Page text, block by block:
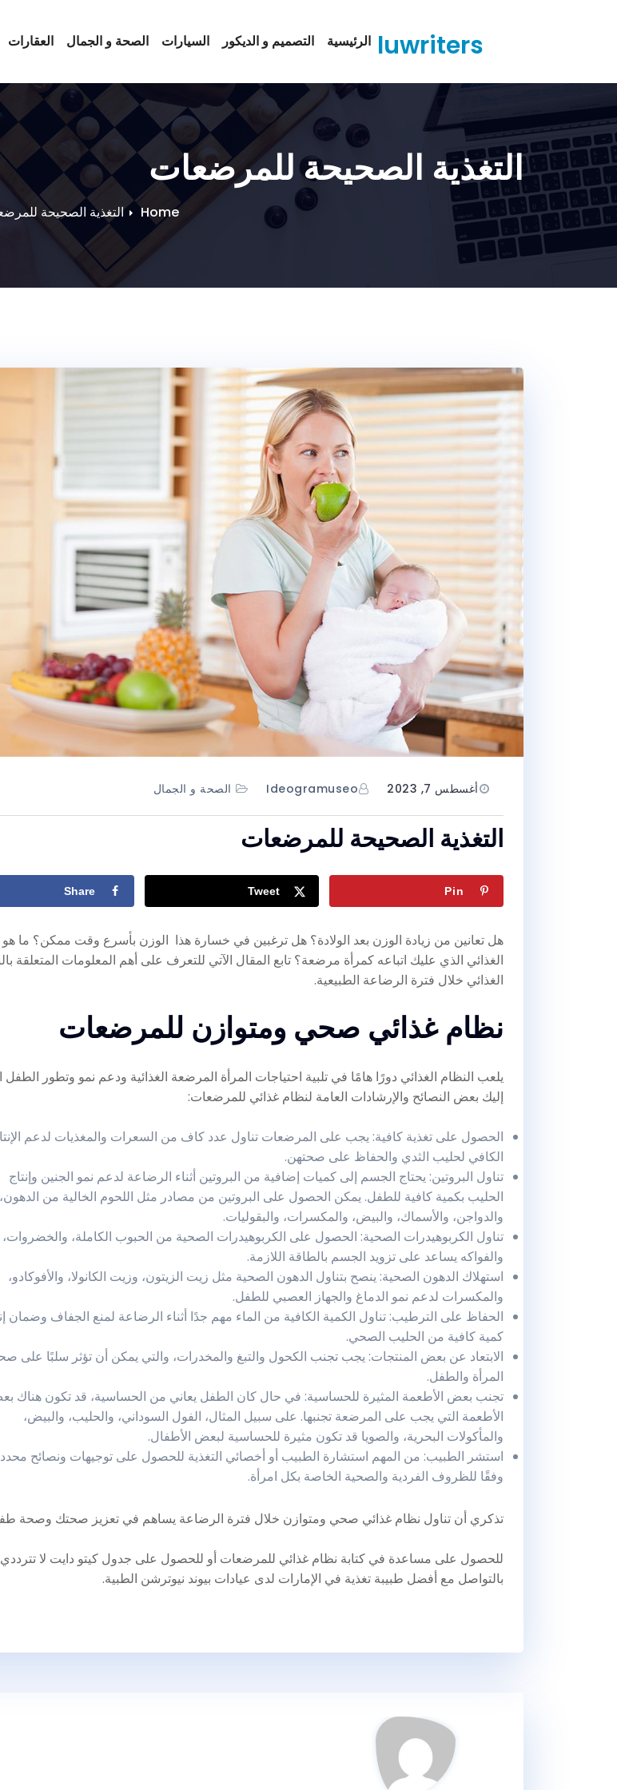
luwriters الرئيسية التصميم و الديكور السيارات الصحة و الجمال العقارات
التغذية الصحيحة للمرضعات
Home التغذية الصحيحة
أغسطس 7, 2023 Ideogramuseo الصحة و الجمال
التغذية الصحيحة للمرضعات
Share Tweet Pin
هل تعانين من زيادة الوزن بعد الولادة؟ هل ترغبين في خسارة هذا الوزن بأسرع وقت ممكن؟ ما هو
الغذائي الذي عليك اتباعه كمرأة مرضعة؟ تابع المقال الآتي للتعرف على أهم المعلومات المتعلقة
الغذائي خلال فترة الرضاعة الطبيعية.
نظام غذائي صحي ومتوازن للمرضعات
يلعب النظام الغذائي دورًا هامًا في تلبية احتياجات المرأة المرضعة الغذائية ودعم نمو وتطور الطفل
إليك بعض النصائح والإرشادات العامة لنظام غذائي للمرضعات:
الحصول على تغذية كافية: يجب على المرضعات تناول عدد كاف من السعرات والمغذيات لدعم
الكافي لحليب الثدي والحفاظ على صحتهن.
تناول البروتين: يحتاج الجسم إلى كميات إضافية من البروتين أثناء الرضاعة لدعم نمو الجنين وإنتاج
الحليب بكمية كافية للطفل. يمكن الحصول على البروتين من مصادر مثل اللحوم الخالية من الدهون،
والدواجن، والأسماك، والبيض، والمكسرات، والبقوليات.
تناول الكربوهيدرات الصحية: الحصول على الكربوهيدرات الصحية من الحبوب الكاملة، والخضروات،
والفواكه يساعد على تزويد الجسم بالطاقة اللازمة.
استهلاك الدهون الصحية: ينصح بتناول الدهون الصحية مثل زيت الزيتون، وزيت الكانولا، والأفوكادو،
والمكسرات لدعم نمو الدماغ والجهاز العصبي للطفل.
الحفاظ على الترطيب: تناول الكمية الكافية من الماء مهم جدًا أثناء الرضاعة لمنع الجفاف وضمان
كمية كافية من الحليب الصحي.
الابتعاد عن بعض المنتجات: يجب تجنب الكحول والتبغ والمخدرات، والتي يمكن أن تؤثر سلبًا على
المرأة والطفل.
تجنب بعض الأطعمة المثيرة للحساسية: في حال كان الطفل يعاني من الحساسية، قد تكون هناك
الأطعمة التي يجب على المرضعة تجنبها. على سبيل المثال، الفول السوداني، والحليب، والبيض،
والمأكولات البحرية، والصويا قد تكون مثيرة للحساسية لبعض الأطفال.
استشر الطبيب: من المهم استشارة الطبيب أو أخصائي التغذية للحصول على توجيهات ونصائح
وفقًا للظروف الفردية والصحية الخاصة بكل امرأة.
تذكري أن تناول نظام غذائي صحي ومتوازن خلال فترة الرضاعة يساهم في تعزيز صحتك وصحة
للحصول على مساعدة في كتابة نظام غذائي للمرضعات أو للحصول على جدول كيتو دايت لا تترددي
بالتواصل مع أفضل طبيبة تغذية في الإمارات لدى عيادات بيوند نيوترشن الطبية.